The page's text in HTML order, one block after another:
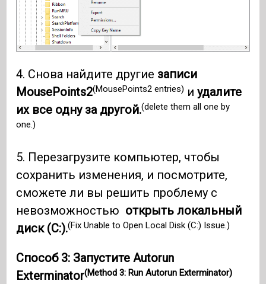
4. Снова найдите другие записи
MousePoints2(MousePoints2 entries) иудалите
их все одну за другой.(delete them all one by
one.)
5. Перезагрузите компьютер, чтобы
сохранить изменения, и посмотрите,
сможете ли вы решить проблему с
невозможностью открыть локальный
диск (C:).(Fix Unable to Open Local Disk (C:) Issue.)
Способ 3: Запустите Autorun
Exterminator(Method 3: Run Autorun Exterminator)